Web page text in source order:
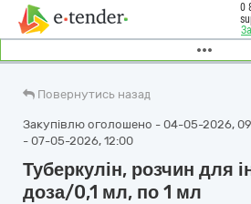
0
Повернутись назад
Закупівлю оголошено - 04-05-2026,
- 07-05-2026, 12:00
Туберкулін, розчин для
доза/0,1 мл, по 1 мл